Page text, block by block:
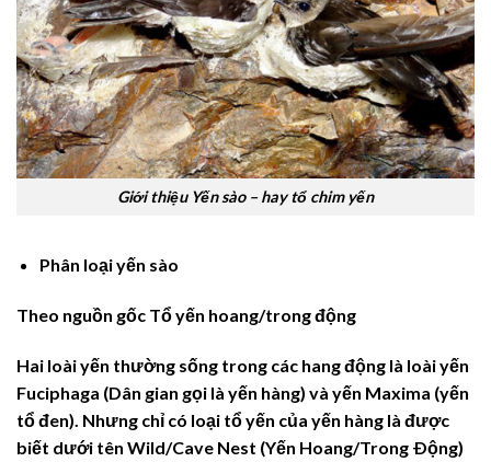
Giới thiệu Yến sào – hay tổ chim yến
Phân loại yến sào
Theo nguồn gốc Tổ yến hoang/trong động
Hai loài yến thường sống trong các hang động là loài yến
Fuciphaga (Dân gian gọi là yến hàng) và yến Maxima (yến
tổ đen). Nhưng chỉ có loại tổ yến của yến hàng là được
biết dưới tên Wild/Cave Nest (Yến Hoang/Trong Ðộng)